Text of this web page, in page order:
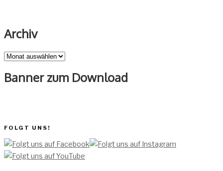
Archiv
Archiv
Banner zum Download
FOLGT UNS!